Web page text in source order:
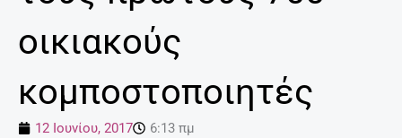
οικιακούς
κομποστοποιητές
12 Ιουνίου, 2017 6:13 πμ